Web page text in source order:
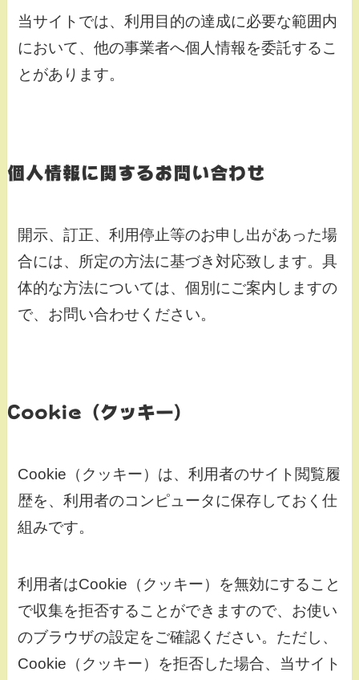
当サイトでは、利用目的の達成に必要な範囲内
において、他の事業者へ個人情報を委託するこ
とがあります。
個人情報に関するお問い合わせ
開示、訂正、利用停止等のお申し出があった場
合には、所定の方法に基づき対応致します。具
体的な方法については、個別にご案内しますの
で、お問い合わせください。
Cookie（クッキー）
Cookie（クッキー）は、利用者のサイト閲覧履
歴を、利用者のコンピュータに保存しておく仕
組みです。
利用者はCookie（クッキー）を無効にすること
で収集を拒否することができますので、お使い
のブラウザの設定をご確認ください。ただし、
Cookie（クッキー）を拒否した場合、当サイト